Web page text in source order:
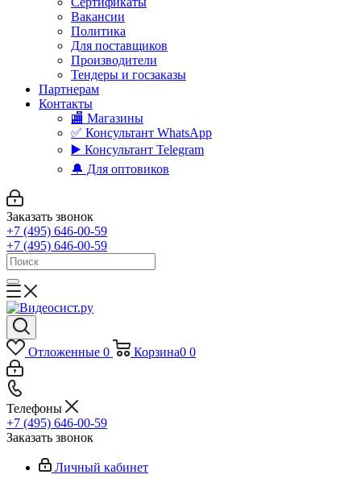
Вакансии
Политика
Для поставщиков
Производители
Тендеры и госзаказы
Партнерам
Контакты
🏬 Магазины
✅️ Консультант WhatsApp
▶️ Консультант Telegram
🔔 Для оптовиков
Заказать звонок
+7 (495) 646-00-59
+7 (495) 646-00-59
Отложенные 0 Корзина0 0
Телефоны
+7 (495) 646-00-59
Заказать звонок
Личный кабинет